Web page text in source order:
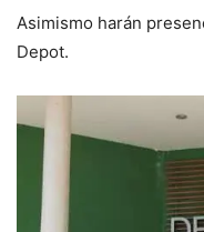
Asimismo harán
Depot.